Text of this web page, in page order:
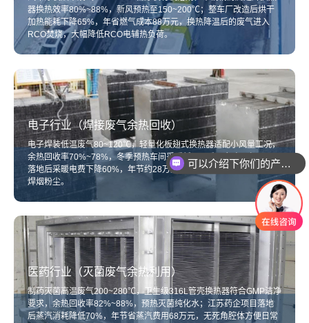
器换热效率80%~88%，新风预热至150~200℃；整车厂改造后烘干
加热能耗下降65%，年省燃气成本88万元，换热降温后的废气进入
RCO焚烧，大幅降低RCO电辅热负荷。
电子行业（焊接废气余热回收）
电子焊装低温废气80~120℃，轻量化板翅式换热器适配小风量工况，
余热回收率70%~78%，冬季预热车间采暖新风；珠三角电子加工厂
落地后采暖电费下降60%，年节约28万元，可拆卸滤网便于日常清理
焊烟粉尘。
医药行业（灭菌废气余热利用）
制药灭菌高温废气200~280℃，卫生级316L管壳换热器符合GMP洁净
要求，余热回收率82%~88%，预热灭菌纯化水；江苏药企项目落地
后蒸汽消耗降低70%，年节省蒸汽费用68万元，无死角腔体方便日常
可以介绍下你们的产品么
你们是怎么收费的呢